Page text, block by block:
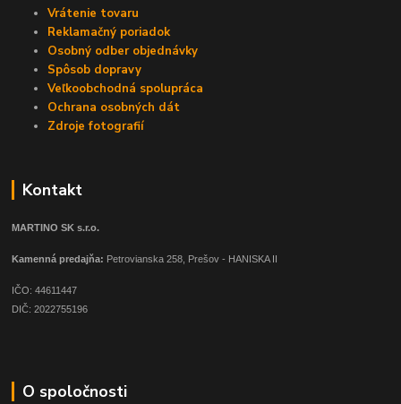
Vrátenie tovaru
Reklamačný poriadok
Osobný odber objednávky
Spôsob dopravy
Veľkoobchodná spolupráca
Ochrana osobných dát
Zdroje fotografií
Kontakt
MARTINO SK s.r.o.
Kamenná predajňa: Petrovianska 258, Prešov - HANISKA II
IČO: 44611447
DIČ: 2022755196
O spoločnosti